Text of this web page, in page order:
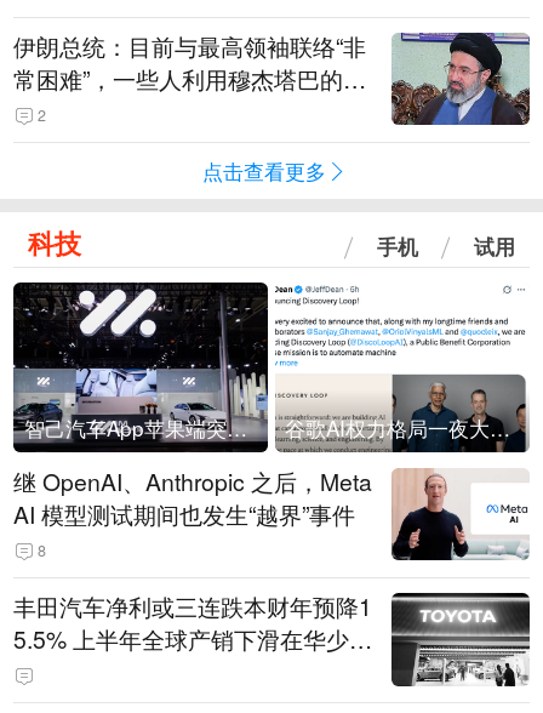
伊朗总统：目前与最高领袖联络“非
常困难”，一些人利用穆杰塔巴的正
常决策过程在伊朗内部制造分歧
2
点击查看更多
科技 手机 试用
智己汽车App苹果端突然“下架” 谷歌AI权力格局一夜大洗牌
继 OpenAI、Anthropic 之后，Meta
AI 模型测试期间也发生“越界”事件
8
丰田汽车净利或三连跌本财年预降1
5.5% 上半年全球产销下滑在华少卖
14.3万辆